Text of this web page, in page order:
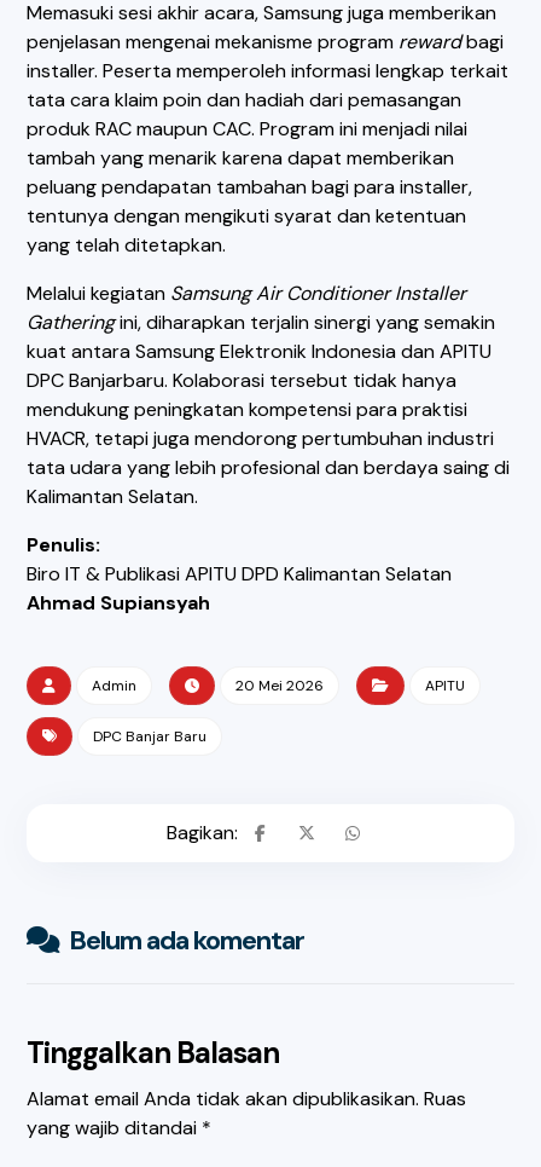
Memasuki sesi akhir acara, Samsung juga memberikan
penjelasan mengenai mekanisme program rewardbagi
installer. Peserta memperoleh informasi lengkap terkait
tata cara klaim poin dan hadiah dari pemasangan
produk RAC maupun CAC. Program ini menjadi nilai
tambah yang menarik karena dapat memberikan
peluang pendapatan tambahan bagi para installer,
tentunya dengan mengikuti syarat dan ketentuan
yang telah ditetapkan.
Melalui kegiatan Samsung Air Conditioner Installer
Gatheringini, diharapkan terjalin sinergi yang semakin
kuat antara Samsung Elektronik Indonesia dan APITU
DPC Banjarbaru. Kolaborasi tersebut tidak hanya
mendukung peningkatan kompetensi para praktisi
HVACR, tetapi juga mendorong pertumbuhan industri
tata udara yang lebih profesional dan berdaya saing di
Kalimantan Selatan.
Penulis:
Biro IT & Publikasi APITU DPD Kalimantan Selatan
Ahmad Supiansyah
Admin 20 Mei 2026 APITU
DPC Banjar Baru
Belum ada komentar
Tinggalkan Balasan
Alamat email Anda tidak akan dipublikasikan. Ruas
yang wajib ditandai *